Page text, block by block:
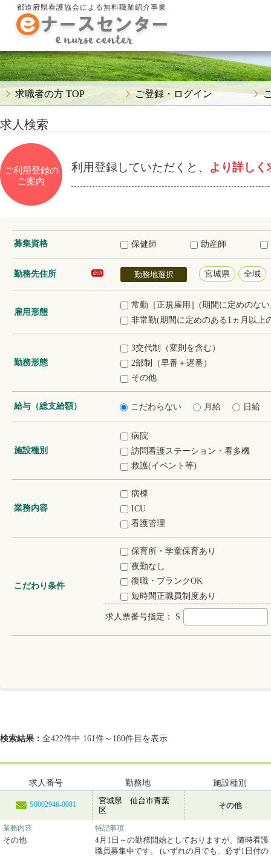
都道府県看護協会による無料職業紹介事業
求職者の方 TOP ご登録・ログイン
求人検索
ご利用登録の
ご案内
利用登録していただくと、 より詳しく
募集資格 保健師 助産師
勤務先住所 必須 勤務地選択 宮城県 全域
雇用形態
常勤［正規雇用］(期間に定めのな
非常勤(期間に定めのある1ヵ月以上
勤務形態
3交代制（変則を含む）
2部制（早番＋遅番）
その他
給与（総支給額） こだわらない 月給 日給
施設種別
病院
訪問看護ステーション・看多機
救護(イベント等)
業務内容
病棟
ICU
看護管理
こだわり条件
保育所・学童保育あり
夜勤なし
復職・ブランクOK
短時間正職員制度あり
求人票番号指定： S
検索結果： 全422件中 161件～180件目を表示
求人番号 勤務地 施設種別
S0002946-0081
宮城県 仙台市青葉
区
その他
業務内容
その他
特記事項
4月1日～の勤務開始としておりますが、随時看護
職員募集中です。 (いずれの月でも、必ず1日付の